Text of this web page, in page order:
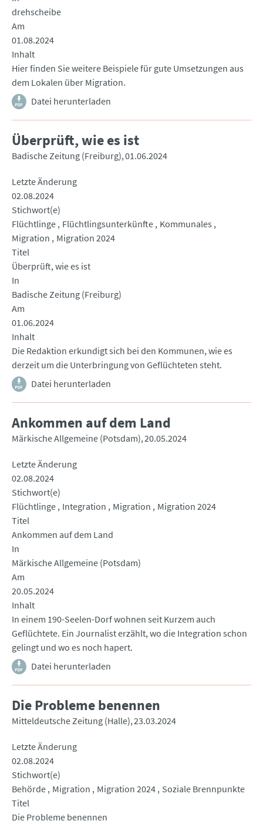
drehscheibe
Am
01.08.2024
Inhalt
Hier finden Sie weitere Beispiele für gute Umsetzungen aus
dem Lokalen über Migration.
Datei herunterladen
Überprüft, wie es ist
Badische Zeitung (Freiburg) 01.06.2024
Letzte Änderung
02.08.2024
Stichwort(e)
Flüchtlinge Flüchtlingsunterkünfte Kommunales
Migration
Migration 2024
Titel
Überprüft, wie es ist
In
Badische Zeitung (Freiburg)
Am
01.06.2024
Inhalt
Die Redaktion erkundigt sich bei den Kommunen, wie es
derzeit um die Unterbringung von Geflüchteten steht.
Datei herunterladen
Ankommen auf dem Land
Märkische Allgemeine (Potsdam) 20.05.2024
Letzte Änderung
02.08.2024
Stichwort(e)
Flüchtlinge Integration Migration
Migration 2024
Titel
Ankommen auf dem Land
In
Märkische Allgemeine (Potsdam)
Am
20.05.2024
Inhalt
In einem 190-Seelen-Dorf wohnen seit Kurzem auch
Geflüchtete. Ein Journalist erzählt, wo die Integration schon
gelingt und wo es noch hapert.
Datei herunterladen
Die Probleme benennen
Mitteldeutsche Zeitung (Halle) 23.03.2024
Letzte Änderung
02.08.2024
Stichwort(e)
Behörde Migration Migration 2024 Soziale Brennpunkte
Titel
Die Probleme benennen